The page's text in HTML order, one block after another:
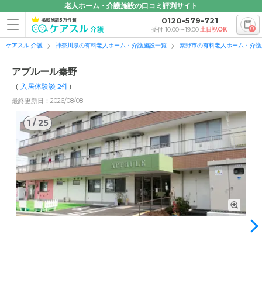
老人ホーム・介護施設の口コミ評判サイト
掲載施設5万件超 0120-579-721
受付 10:00〜19:00土日祝OK 0
ケアスル 介護 神奈川県の有料老人ホーム・介護施設一覧 秦野市の有料老人ホーム・介
アプルール秦野
（ 入居体験談 2件）
最終更新日：2026/08/08
1 /25
1/25